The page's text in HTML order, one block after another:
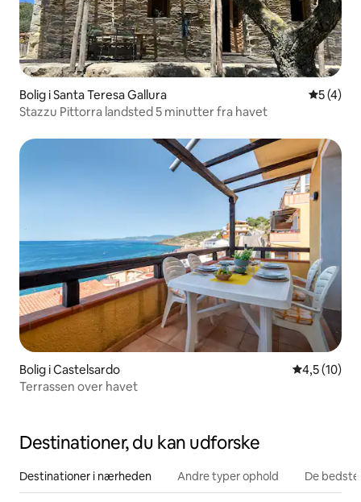
Bolig i Santa Teresa Gallura 5 ud af 5
5 (4)
Stazzu Pittorra landsted 5 minutter fra havet
Bolig i Castelsardo 4,5 ud af 5
4,5 (10)
Terrassen over havet
Destinationer, du kan udforske
Destinationer i nærheden Andre typer ophold De